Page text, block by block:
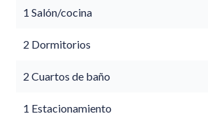
1 Salón/cocina
2 Dormitorios
2 Cuartos de baño
1 Estacionamiento